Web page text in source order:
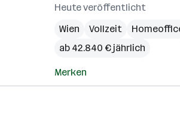
Heute veröffentlicht
Wien
Vollzeit
ab 42.840 € jährlich
Merken